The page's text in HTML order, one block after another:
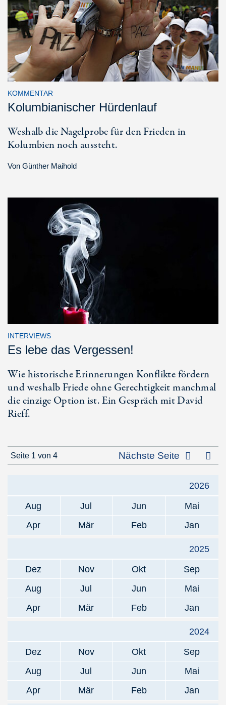
KOMMENTAR
Kolumbianischer Hürdenlauf
Weshalb die Nagelprobe für den Frieden in
Kolumbien noch aussteht.
Von Günther Maihold
INTERVIEWS
Es lebe das Vergessen!
Wie historische Erinnerungen Konflikte fördern
und weshalb Friede ohne Gerechtigkeit manchmal
die einzige Option ist. Ein Gespräch mit David
Rieff.
Seite 1 von 4 Nächste Seite
2026
Aug
Jul Jun
Mai
Apr
Mär Feb Jan
2025
Dez
Nov Okt
Sep
Aug
Jul Jun
Mai
Apr
Mär Feb Jan
2024
Dez
Nov Okt
Sep
Aug
Jul Jun
Mai
Apr
Mär Feb Jan